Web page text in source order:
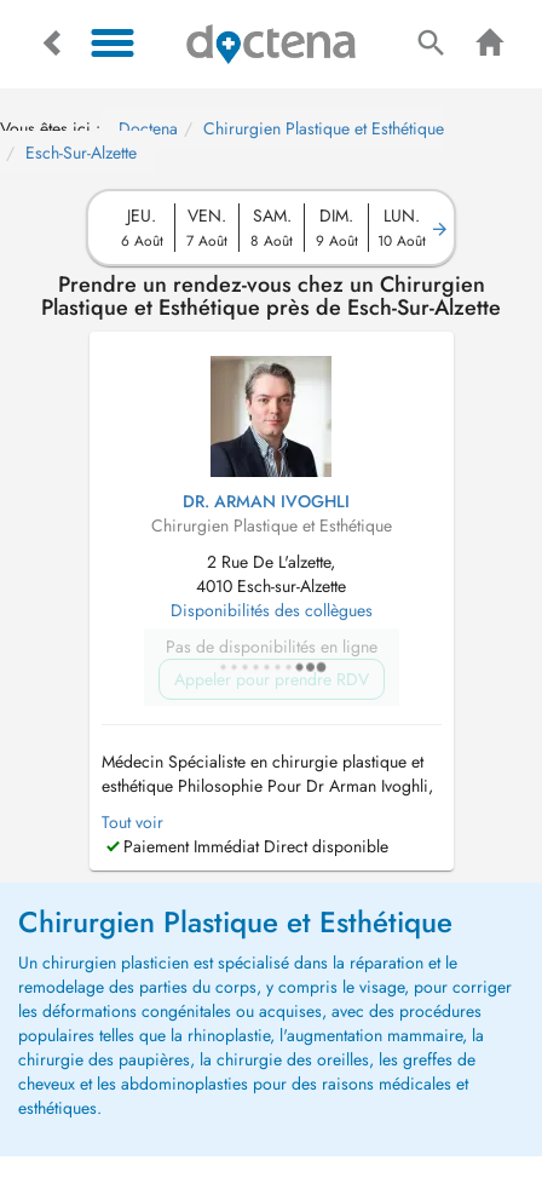
Vous êtes ici : Doctena
Chirurgien Plastique et Esthétique
Esch-Sur-Alzette
JEU.
6 Août
VEN.
7 Août
SAM.
8 Août
DIM.
9 Août
LUN.
10 Août
Prendre un rendez-vous chez un Chirurgien
Plastique et Esthétique près de Esch-Sur-Alzette
DR. ARMAN IVOGHLI
Chirurgien Plastique et Esthétique
2 Rue De L'alzette,
4010 Esch-sur-Alzette
Disponibilités des collègues
Pas de disponibilités en ligne
Appeler pour prendre RDV
Médecin Spécialiste en chirurgie plastique et
esthétique Philosophie Pour Dr Arman Ivoghli,
la chirurgie plastique est un domaine très
diversifié et beaucoup de choses sont
dorénavant possibles. Sa philosophie est de
ce qui est médicalement raisonn...
Tout voir
Paiement Immédiat Direct disponible
Chirurgien Plastique et Esthétique
Un chirurgien plasticien est spécialisé dans la réparation et le
remodelage des parties du corps, y compris le visage, pour corriger
les déformations congénitales ou acquises, avec des procédures
populaires telles que la rhinoplastie, l'augmentation mammaire, la
chirurgie des paupières, la chirurgie des oreilles, les greffes de
cheveux et les abdominoplasties pour des raisons médicales et
esthétiques.